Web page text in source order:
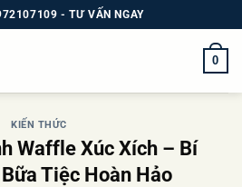
- TƯ VẤN NGAY
0
KIẾN THỨC
Waffle Xúc Xích – Bí
Tiệc Hoàn Hảo